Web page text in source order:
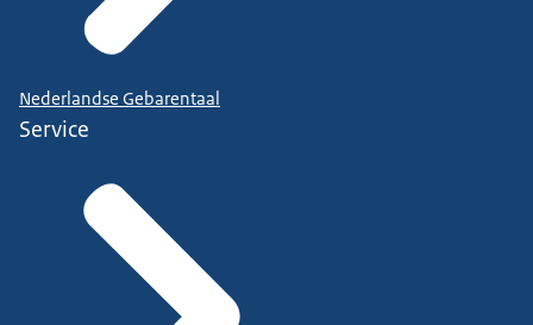
Nederlandse Gebarentaal
Service